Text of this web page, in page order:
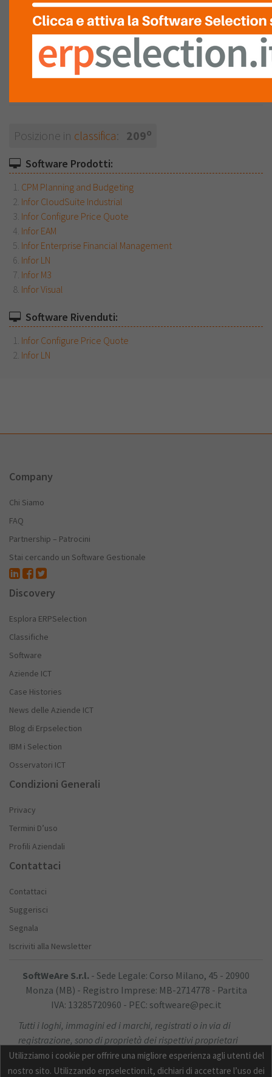
partner premium
Posizione in classifica: 209o
Software Prodotti:
CPM Planning and Budgeting
Infor CloudSuite Industrial
Infor Configure Price Quote
Infor EAM
Infor Enterprise Financial Management
Infor LN
Infor M3
Infor Visual
Software Rivenduti:
Infor Configure Price Quote
Infor LN
Company
Chi Siamo
FAQ
Partnership – Patrocini
Stai cercando un Software Gestionale
Discovery
Esplora ERPSelection
Classifiche
Software
Aziende ICT
Case Histories
News delle Aziende ICT
Blog di Erpselection
IBM i Selection
Osservatori ICT
Condizioni Generali
Privacy
Termini D’uso
Profili Aziendali
Contattaci
Contattaci
Suggerisci
Segnala
Iscriviti alla Newsletter
SoftWeAre S.r.l. - Sede Legale: Corso Milano, 45 - 20900
Monza (MB) - Registro Imprese: MB-2714778 - Partita
IVA: 13285720960 - PEC: softweare@pec.it
Tutti i loghi, immagini ed i marchi, registrati o in via di
registrazione, sono di proprietà dei rispettivi proprietari
Utilizziamo i cookie per offrire una migliore esperienza agli utenti del
nostro sito. Utilizzando erpselection.it, dichiari di accettare l’uso dei